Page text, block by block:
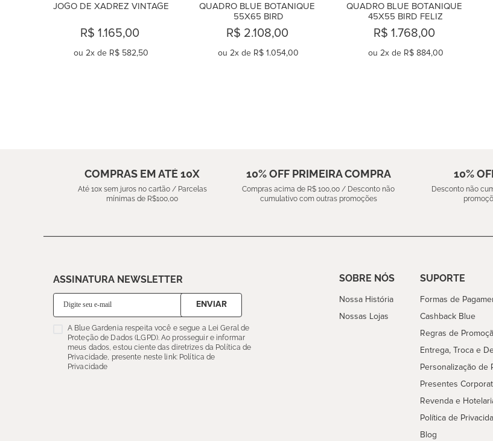
JOGO DE XADREZ VINTAGE
R$ 1.165,00
ou 2x de R$ 582,50
QUADRO BLUE BOTANIQUE
55X65 BIRD
R$ 2.108,00
ou 2x de R$ 1.054,00
QUADRO BLUE BOTANIQUE
45X55 BIRD FELIZ
R$ 1.768,00
ou 2x de R$ 884,00
COMPRAS EM ATÉ 10X
Até 10x sem juros no cartão / Parcelas
mínimas de R$100,00
10% OFF PRIMEIRA COMPRA
Compras acima de R$ 100,00 / Desconto não
cumulativo com outras promoções
10%
Desconto não
ASSINATURA NEWSLETTER
ENVIAR
A Blue Gardenia respeita você e segue a Lei Geral de
Proteção de Dados (LGPD). Ao prosseguir e informar
meus dados, estou ciente das diretrizes da Política de
Privacidade, presente neste link: Política de
Privacidade
SOBRE NÓS
Nossa História
Nossas Lojas
SUPORTE
Formas de
Cashback Blue
Regras de
Entrega, Troca e
Personalização de
Presentes
Revenda e
Política de
Blog